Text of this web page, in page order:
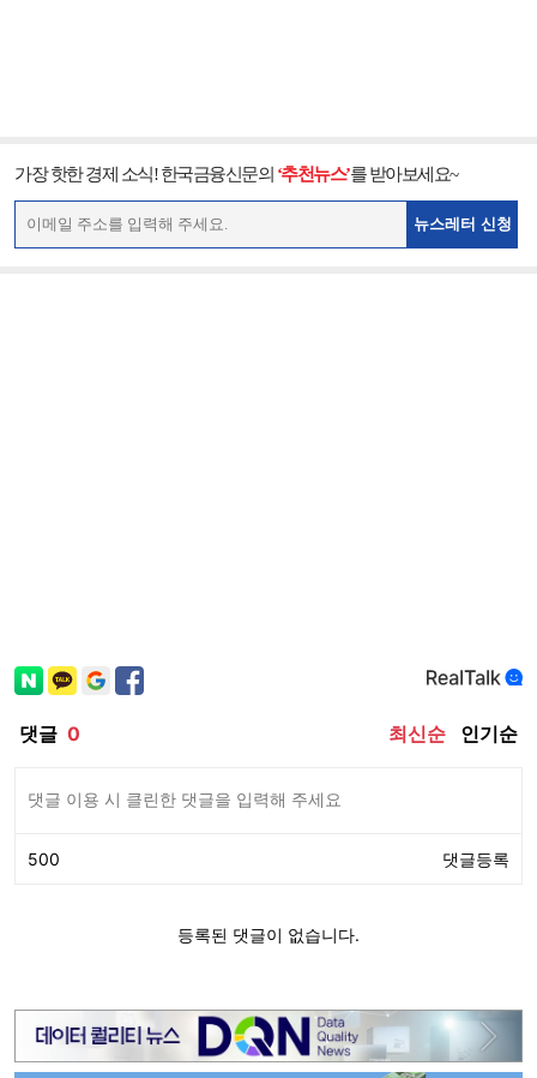
가장 핫한 경제 소식! 한국금융신문의 ‘추천뉴스’를 받아보세요~
뉴스레터 신청